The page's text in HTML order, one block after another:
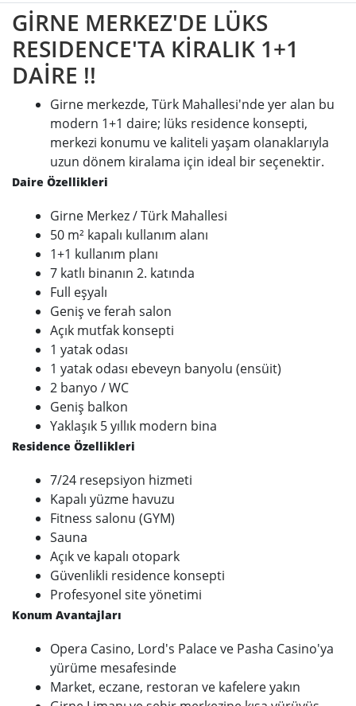
GİRNE MERKEZ'DE LÜKS
RESIDENCE'TA KİRALIK 1+1
DAİRE !!
Girne merkezde, Türk Mahallesi'nde yer alan bu
modern 1+1 daire; lüks residence konsepti,
merkezi konumu ve kaliteli yaşam olanaklarıyla
uzun dönem kiralama için ideal bir seçenektir.
Daire Özellikleri
Girne Merkez / Türk Mahallesi
50 m² kapalı kullanım alanı
1+1 kullanım planı
7 katlı binanın 2. katında
Full eşyalı
Geniş ve ferah salon
Açık mutfak konsepti
1 yatak odası
1 yatak odası ebeveyn banyolu (ensüit)
2 banyo / WC
Geniş balkon
Yaklaşık 5 yıllık modern bina
Residence Özellikleri
7/24 resepsiyon hizmeti
Kapalı yüzme havuzu
Fitness salonu (GYM)
Sauna
Açık ve kapalı otopark
Güvenlikli residence konsepti
Profesyonel site yönetimi
Konum Avantajları
Opera Casino, Lord's Palace ve Pasha Casino'ya
yürüme mesafesinde
Market, eczane, restoran ve kafelere yakın